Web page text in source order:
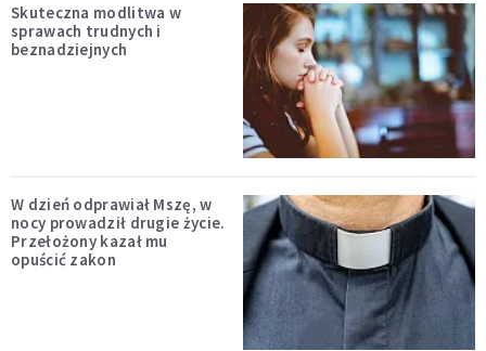
Skuteczna modlitwa w
sprawach trudnych i
beznadziejnych
W dzień odprawiał Mszę, w
nocy prowadził drugie życie.
Przełożony kazał mu
opuścić zakon